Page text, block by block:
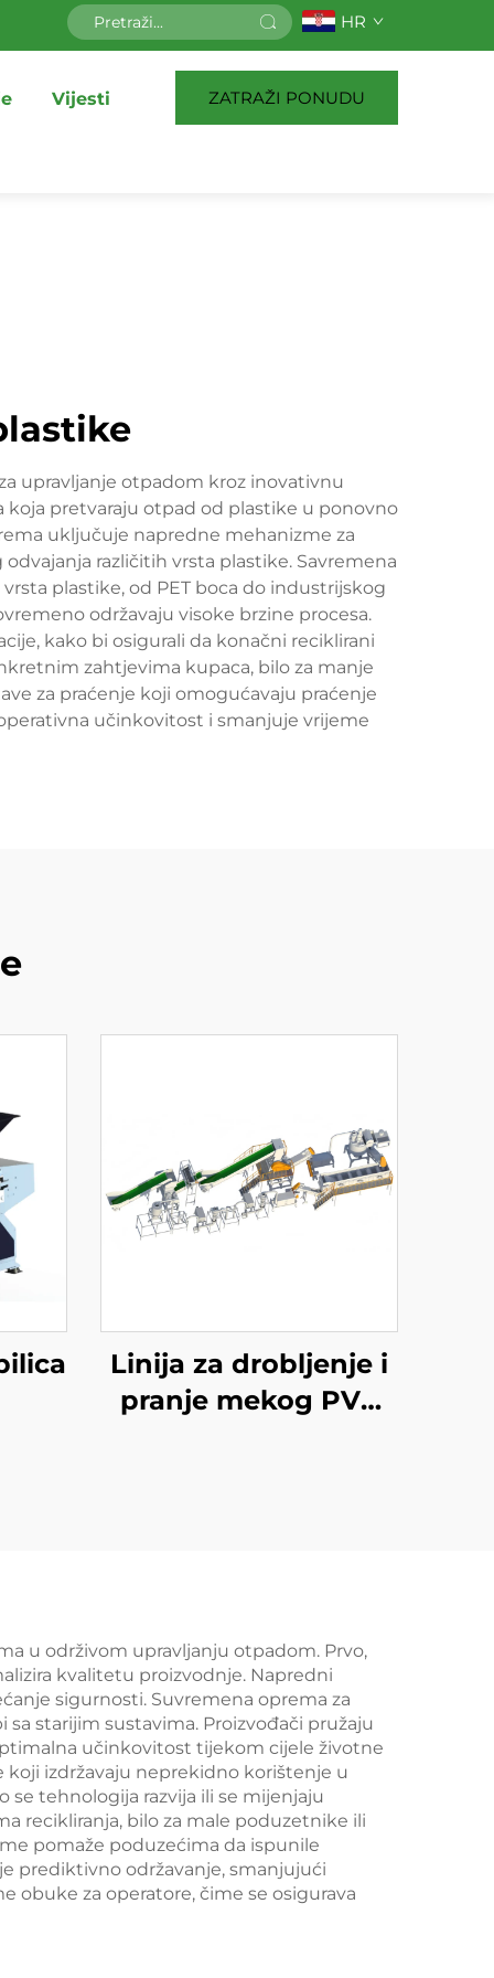
HR
Vijesti ZATRAŽI PONUDU
upravljanje otpadom kroz inovativnu
koja pretvaraju otpad od plastike u ponovno
uključuje napredne mehanizme za
različitih vrsta plastike. Savremena
plastike, od PET boca do industrijskog
održavaju visoke brzine procesa.
kako bi osigurali da konačni reciklirani
zahtjevima kupaca, bilo za manje
za praćenje koji omogućavaju praćenje
učinkovitost i smanjuje vrijeme
Linija za drobljenje i
pranje mekog PVC
u održivom upravljanju otpadom. Prvo,
kvalitetu proizvodnje. Napredni
sigurnosti. Suvremena oprema za
starijim sustavima. Proizvođači pružaju
učinkovitost tijekom cijele životne
koji izdržavaju neprekidno korištenje u
tehnologija razvija ili se mijenjaju
recikliranja, bilo za male poduzetnike ili
pomaže poduzećima da ispunile
prediktivno održavanje, smanjujući
obuke za operatore, čime se osigurava